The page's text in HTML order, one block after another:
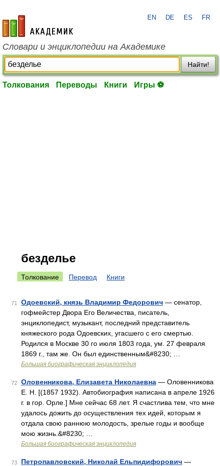
academic.ru
EN DE ES FR
Словари и энциклопедии на Академике
Найти!
Толкования Переводы Книги Игры ⚽
безделье
Толкование Перевод Книги
71 Одоевский, князь Владимир Федорович — сенатор,
гофмейстер Двора Его Величества, писатель,
энциклопедист, музыкант, последний представитель
княжеского рода Одоевских, угасшего с его смертью.
Родился в Москве 30 го июля 1803 года, ум. 27 февраля
1869 г., там же. Он был единственным&#8230; …
Большая биографическая энциклопедия
72 Оловенникова, Елизавета Николаевна — Оловенникова
Е. Н. [(1857 1932). Автобиография написана в апреле 1926
г. в гор. Орле.] Мне сейчас 68 лет. Я счастлива тем, что мне
удалось дожить до осуществления тех идей, которым я
отдала свою раннюю молодость, зрелые годы и вообще
мою жизнь.&#8230; …
Большая биографическая энциклопедия
73 Петропавловский, Николай Ельпидифорович —